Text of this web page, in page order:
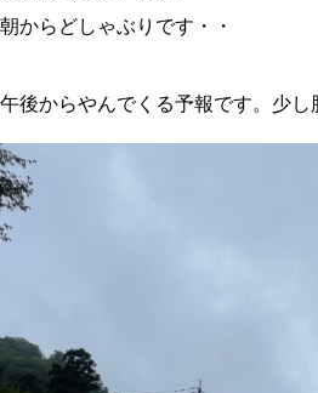
朝からどしゃぶりです・・
午後からやんでくる予報です。少